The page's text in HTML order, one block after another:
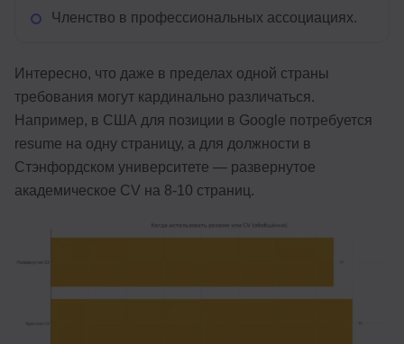
Членство в профессиональных ассоциациях.
Интересно, что даже в пределах одной страны
требования могут кардинально различаться.
Например, в США для позиции в Google потребуется
resume на одну страницу, а для должности в
Стэнфордском университете — развернутое
академическое CV на 8-10 страниц.